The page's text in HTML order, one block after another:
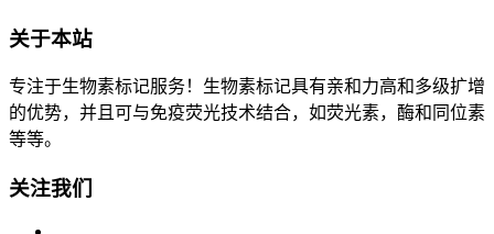
关于本站
专注于生物素标记服务！生物素标记具有亲和力高和多级扩增
的优势，并且可与免疫荧光技术结合，如荧光素，酶和同位素
等等。
关注我们